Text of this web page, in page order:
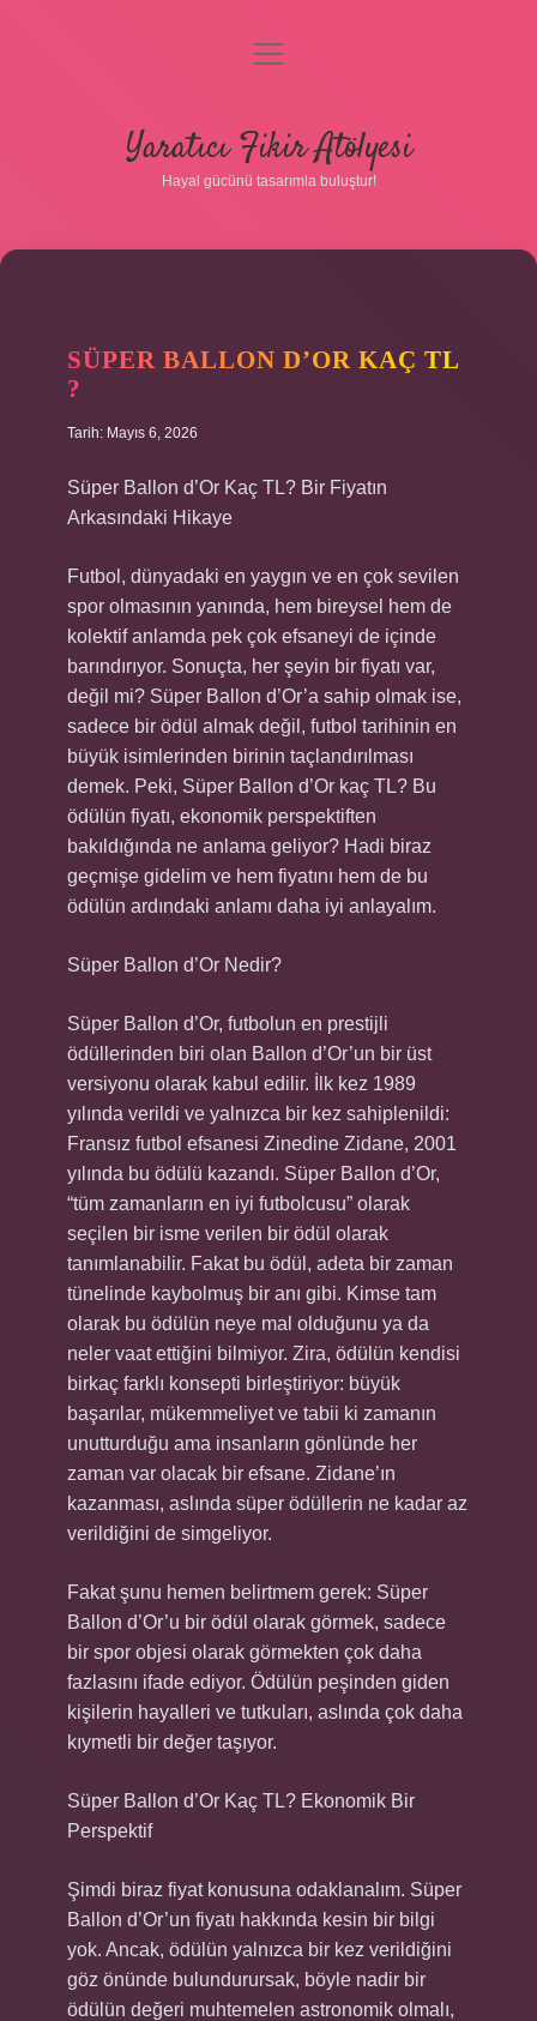
Gizlilik Politikası
Hakkımızda
menüyü
Yaratıcı Fikir Atölyesi
Hayal gücünü tasarımla buluştur!
SÜPER BALLON D’OR KAÇ TL
?
Tarih: Mayıs 6, 2026
Süper Ballon d’Or Kaç TL? Bir Fiyatın
Arkasındaki Hikaye
Futbol, dünyadaki en yaygın ve en çok sevilen
spor olmasının yanında, hem bireysel hem de
kolektif anlamda pek çok efsaneyi de içinde
barındırıyor. Sonuçta, her şeyin bir fiyatı var,
değil mi? Süper Ballon d’Or’a sahip olmak ise,
sadece bir ödül almak değil, futbol tarihinin en
büyük isimlerinden birinin taçlandırılması
demek. Peki, Süper Ballon d’Or kaç TL? Bu
ödülün fiyatı, ekonomik perspektiften
bakıldığında ne anlama geliyor? Hadi biraz
geçmişe gidelim ve hem fiyatını hem de bu
ödülün ardındaki anlamı daha iyi anlayalım.
Süper Ballon d’Or Nedir?
Süper Ballon d’Or, futbolun en prestijli
ödüllerinden biri olan Ballon d’Or’un bir üst
versiyonu olarak kabul edilir. İlk kez 1989
yılında verildi ve yalnızca bir kez sahiplenildi:
Fransız futbol efsanesi Zinedine Zidane, 2001
yılında bu ödülü kazandı. Süper Ballon d’Or,
“tüm zamanların en iyi futbolcusu” olarak
seçilen bir isme verilen bir ödül olarak
tanımlanabilir. Fakat bu ödül, adeta bir zaman
tünelinde kaybolmuş bir anı gibi. Kimse tam
olarak bu ödülün neye mal olduğunu ya da
neler vaat ettiğini bilmiyor. Zira, ödülün kendisi
birkaç farklı konsepti birleştiriyor: büyük
başarılar, mükemmeliyet ve tabii ki zamanın
unutturduğu ama insanların gönlünde her
zaman var olacak bir efsane. Zidane’ın
kazanması, aslında süper ödüllerin ne kadar az
verildiğini de simgeliyor.
Fakat şunu hemen belirtmem gerek: Süper
Ballon d’Or’u bir ödül olarak görmek, sadece
bir spor objesi olarak görmekten çok daha
fazlasını ifade ediyor. Ödülün peşinden giden
kişilerin hayalleri ve tutkuları, aslında çok daha
kıymetli bir değer taşıyor.
Süper Ballon d’Or Kaç TL? Ekonomik Bir
Perspektif
Şimdi biraz fiyat konusuna odaklanalım. Süper
Ballon d’Or’un fiyatı hakkında kesin bir bilgi
yok. Ancak, ödülün yalnızca bir kez verildiğini
göz önünde bulundurursak, böyle nadir bir
ödülün değeri muhtemelen astronomik olmalı,